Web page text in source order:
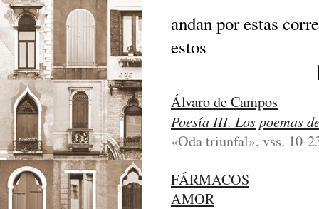
andan por estas
estos
Álvaro de Campos
Poesía III. Los poemas
«Oda triunfal», vss. 10-
FÁRMACOS
AMOR